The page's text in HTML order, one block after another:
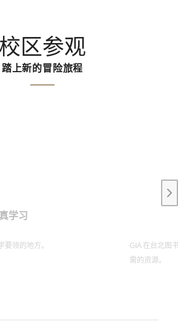
校区参观
踏上新的冒险旅程
学习
要领的地方。
GIA 在台北图
需的资源。